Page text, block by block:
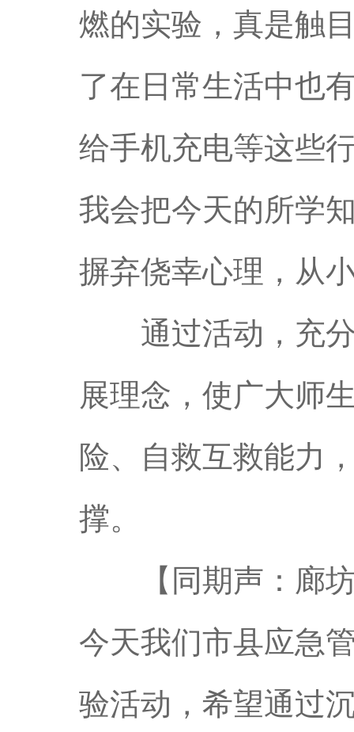
燃的实验，真是触
了在日常生活中也
给手机充电等这些
我会把今天的所学
摒弃侥幸心理，从
通过活动，充分
展理念，使广大师
险、自救互救能力
撑。
【同期声：廊坊
今天我们市县应急
验活动，希望通过